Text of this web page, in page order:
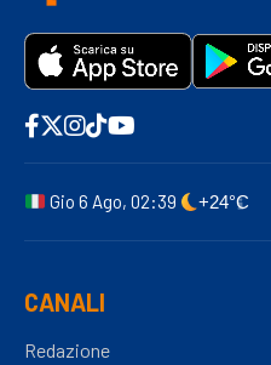
Gio 6 Ago, 02:39 +24°C
CANALI
Redazione